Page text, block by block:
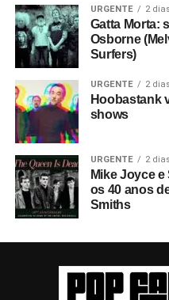
URGENTE 2
Gatta Morta:
Osborne
Surfers)
URGENTE 2
Hoobastank
shows
URGENTE 2
Mike Joyce
os 40 anos
Smiths